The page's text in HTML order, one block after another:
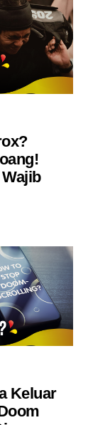
Keluar